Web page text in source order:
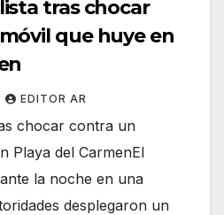
tras chocar
que huye en
EDITOR AR
chocar contra un
Playa del CarmenEl
la noche en una
desplegaron un